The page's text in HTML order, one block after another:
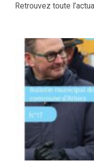
Retrouvez toute